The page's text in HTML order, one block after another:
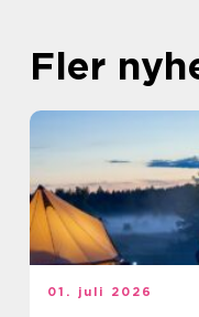
Fler
01. juli 2026